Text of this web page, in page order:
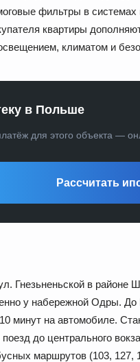
фильтры в
квартиры
климатом и
в Польше
для этого объекта —
Рассчитать
Гнезьненьской в районе
у набережной Одры.
минут на автомобиле.
до центрального
маршрутов (103,